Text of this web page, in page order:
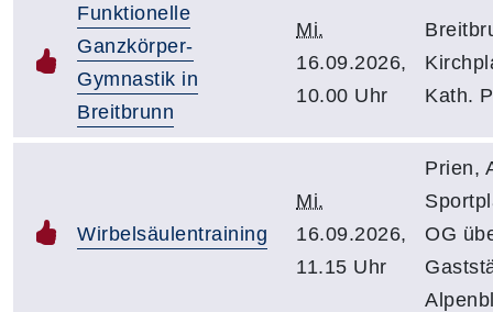
Funktionelle
Ganzkörper-
Gymnastik in
Breitbrunn
Mi.
16.09.2026,
10.00 Uhr
Kath.
Wirbelsäulentraining
Mi.
16.09.2026,
11.15 Uhr
Prien,
OG